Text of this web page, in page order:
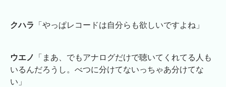
クハラ 「やっぱレコードは自分らも欲しいですよね」
ウエノ
「まあ、でもアナログだけで聴いてくれてる人も
いるんだろうし。べつに分けてないっちゃあ分けてな
い」